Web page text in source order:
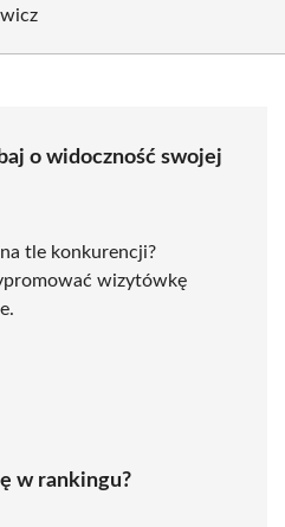
o widoczność swojej
tle konkurencji?
wizytówkę
w rankingu?